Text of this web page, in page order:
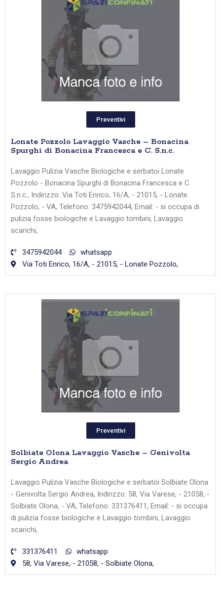
Preventivi
Lonate Pozzolo Lavaggio Vasche – Bonacina
Spurghi di Bonacina Francesca e C. S.n.c.
Lavaggio Pulizia Vasche Biologiche e serbatoi Lonate
Pozzolo - Bonacina Spurghi di Bonacina Francesca e C.
S.n.c., Indirizzo: Via Toti Enrico, 16/A, - 21015, - Lonate
Pozzolo, - VA, Telefono: 3475942044, Email: - si occupa di
pulizia fosse biologiche e Lavaggio tombini, Lavaggio
scarichi,
3475942044
whatsapp
Via Toti Enrico, 16/A, - 21015, - Lonate Pozzolo,
Preventivi
Solbiate Olona Lavaggio Vasche – Genivolta
Sergio Andrea
Lavaggio Pulizia Vasche Biologiche e serbatoi Solbiate Olona
- Genivolta Sergio Andrea, Indirizzo: 58, Via Varese, - 21058, -
Solbiate Olona, - VA, Telefono: 331376411, Email: - si occupa
di pulizia fosse biologiche e Lavaggio tombini, Lavaggio
scarichi,
331376411
whatsapp
58, Via Varese, - 21058, - Solbiate Olona,